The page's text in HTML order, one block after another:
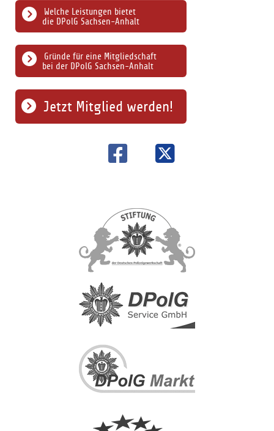
Gründe für eine Mitgliedschaft
bei der DPolG Sachsen-Anhalt
Welche Leistungen bietet
die DPolG Sachsen-Anhalt
Jetzt Mitglied werden!